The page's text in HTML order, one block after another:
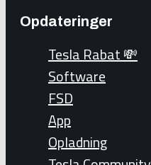
Opdateringer
Tesla Rabat 💸
Software
FSD
App
Opladning